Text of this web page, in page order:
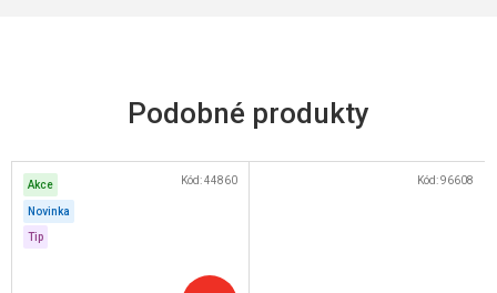
Akce
Novinka
Tip
Kód:44860 Kód:96608